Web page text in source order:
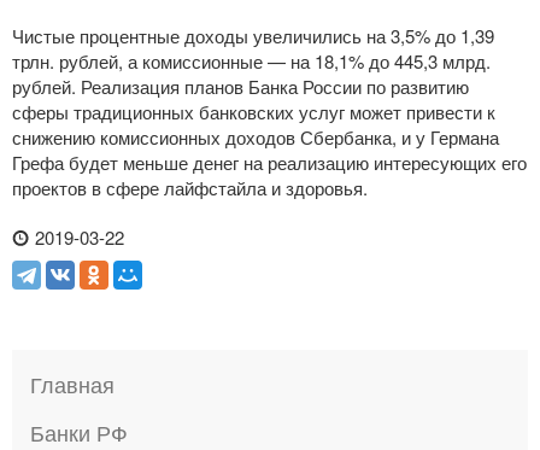
Чистые процентные доходы увеличились на 3,5% до 1,39
трлн. рублей, а комиссионные — на 18,1% до 445,3 млрд.
рублей. Реализация планов Банка России по развитию
сферы традиционных банковских услуг может привести к
снижению комиссионных доходов Сбербанка, и у Германа
Грефа будет меньше денег на реализацию интересующих его
проектов в сфере лайфстайла и здоровья.
2019-03-22
Главная
Банки РФ